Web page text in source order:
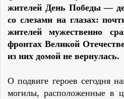
жителей День Победы —
со слезами на глазах:
жителей мужественно
фронтах Великой
из них домой не вернулась.
О подвиге героев сегодня
могилы, расположенные в